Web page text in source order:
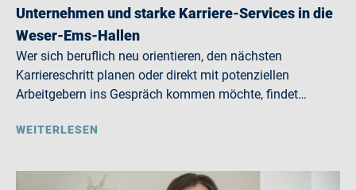
Unternehmen und starke Karriere-Services in die
Weser-Ems-Hallen
Wer sich beruflich neu orientieren, den nächsten
Karriereschritt planen oder direkt mit potenziellen
Arbeitgebern ins Gespräch kommen möchte, findet…
WEITERLESEN